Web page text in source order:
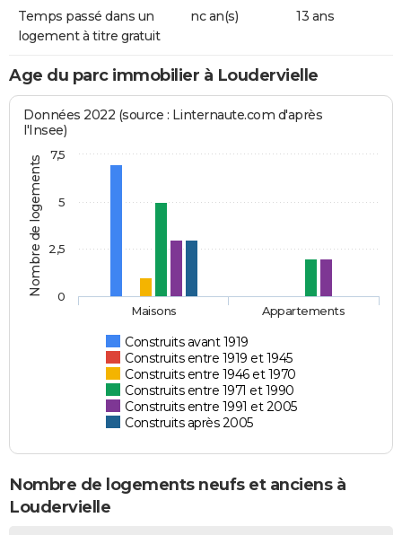
Temps passé dans un
logement à titre gratuit
nc an(s) 13 ans
Age du parc immobilier à Loudervielle
Nombre de logements
Données 2022 (source : Linternaute.com d'après
l'Insee)
Construits avant 1919
Construits entre 1919 et 1945
Construits entre 1946 et 1970
Construits entre 1971 et 1990
Construits entre 1991 et 2005
Construits après 2005
Maisons Appartements
0
2,5
5
7,5
Nombre de logements neufs et anciens à
Loudervielle